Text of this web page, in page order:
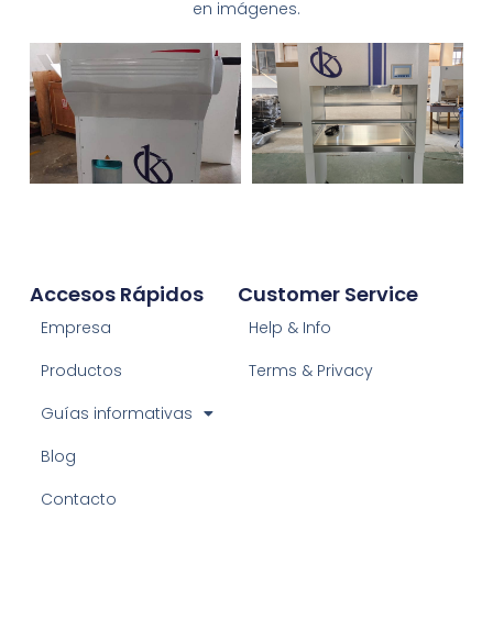
en imágenes.
Customer Service
Help & Info
Terms & Privacy
Accesos Rápidos
Empresa
Productos
Guías informativas
Blog
Contacto